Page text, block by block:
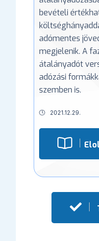
bevételi
adómentes
megjelenik. A
átalányadót
adózási
szemben is.
2021.12.29.